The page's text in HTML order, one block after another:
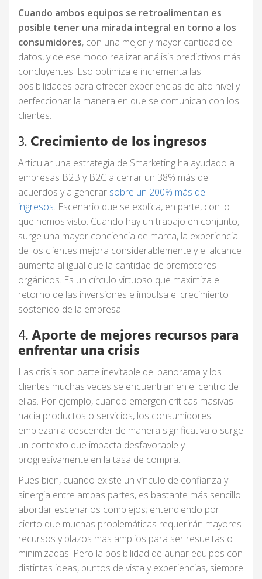
Cuando ambos equipos se retroalimentan es
posible tener una mirada integral en torno a los
consumidores, con una mejor y mayor cantidad de
datos, y de ese modo realizar análisis predictivos más
concluyentes. Eso optimiza e incrementa las
posibilidades para ofrecer experiencias de alto nivel y
perfeccionar la manera en que se comunican con los
clientes.
3.Crecimiento de los ingresos
Articular una estrategia de Smarketing ha ayudado a
empresas B2B y B2C a cerrar un 38% más de
acuerdos y a generar sobre un 200% más de
ingresos. Escenario que se explica, en parte, con lo
que hemos visto. Cuando hay un trabajo en conjunto,
surge una mayor conciencia de marca, la experiencia
de los clientes mejora considerablemente y el alcance
aumenta al igual que la cantidad de promotores
orgánicos. Es un círculo virtuoso que maximiza el
retorno de las inversiones e impulsa el crecimiento
sostenido de la empresa.
4.Aporte de mejores recursos para
enfrentar una crisis
Las crisis son parte inevitable del panorama y los
clientes muchas veces se encuentran en el centro de
ellas. Por ejemplo, cuando emergen críticas masivas
hacia productos o servicios, los consumidores
empiezan a descender de manera significativa o surge
un contexto que impacta desfavorable y
progresivamente en la tasa de compra.
Pues bien, cuando existe un vínculo de confianza y
sinergia entre ambas partes, es bastante más sencillo
abordar escenarios complejos; entendiendo por
cierto que muchas problemáticas requerirán mayores
recursos y plazos mas amplios para ser resueltas o
minimizadas. Pero la posibilidad de aunar equipos con
distintas ideas, puntos de vista y experiencias, siempre